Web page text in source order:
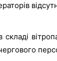
складі